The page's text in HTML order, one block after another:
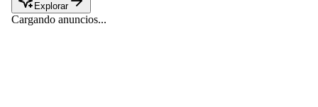
Explorar
Cargando anuncios...